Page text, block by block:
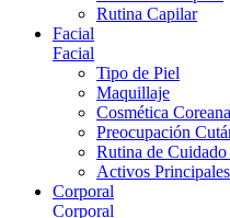
Rutina Capilar
Facial
Facial
Tipo de Piel
Maquillaje
Cosmética Coreana
Preocupación
Rutina de Cuidado
Activos Principales
Corporal
Corporal